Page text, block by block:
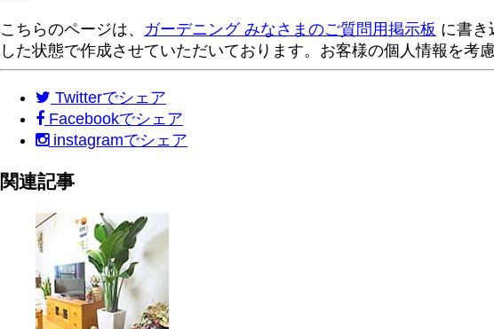
こちらのページは、 ガーデニング みなさまのご質問用掲示板 に書き
した状態で作成させていただいております。お客様の個人情報を考
Twitterでシェア
Facebookでシェア
instagramでシェア
関連記事